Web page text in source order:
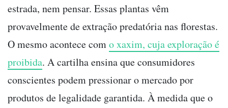
estrada, nem pensar. Essas plantas vêm
provavelmente de extração predatória nas florestas.
O mesmo acontece como xaxim, cuja exploração é
proibida. A cartilha ensina que consumidores
conscientes podem pressionar o mercado por
produtos de legalidade garantida. À medida que o